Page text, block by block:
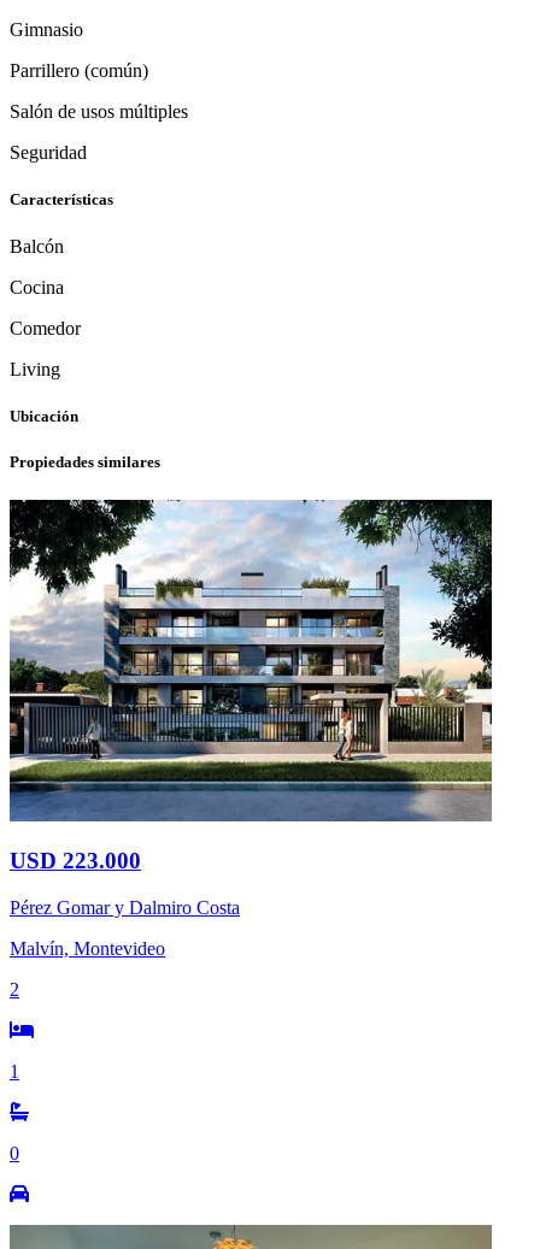
Gimnasio
Parrillero (común)
Salón de usos múltiples
Seguridad
Características
Balcón
Cocina
Comedor
Living
Ubicación
Propiedades similares
USD 223.000
Pérez Gomar y Dalmiro Costa
Malvín, Montevideo
2
1
0